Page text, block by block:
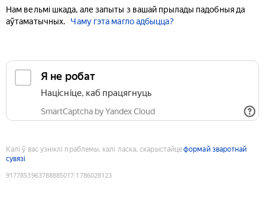
Нам вельмі шкада, але запыты з вашай прылады падобныя да
аўтаматычных.
Чаму гэта магло адбыцца?
Я не робат
Націсніце, каб працягнуць
SmartCaptcha by Yandex Cloud
Калі ў вас узніклі праблемы, калі ласка, скарыстайцеформай зваротнай
сувязі
9177853963788885017:1786028123